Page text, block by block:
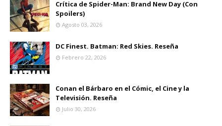
Crítica de Spider-Man: Brand New Day (Con
Spoilers)
Agosto 03, 2026
DC Finest. Batman: Red Skies. Reseña
Febrero 22, 2026
Conan el Bárbaro en el Cómic, el Cine y la
Televisión. Reseña
Julio 30, 2026